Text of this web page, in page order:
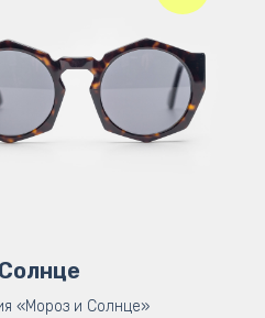
«Мороз и Солнце»